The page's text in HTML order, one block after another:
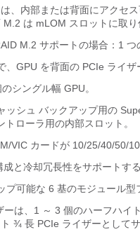
、内部または背面にアクセ
M.2 は mLOM スロットに取り
M.2 サポートの場合：1 つ
、GPU を背面の PCIe ライザ
シングル幅 GPU。
ッシュ バックアップ用の
トローラ用の内部スロット。
VIC カードが 10/25/40/50/
と冷却冗長性をサポートす
プ可能な 6 基のモジュール型
ーは、1 ～ 3 個のハーフハイ
¾ 長 PCIe ライザーとしてサ